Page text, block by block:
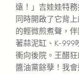
遠！」吉娃娃特
同時開啟了它背
的輕微煎煮聲，
著蒜泥缸、K-999
衝向後院。王醋
醬油黨餘孽！我